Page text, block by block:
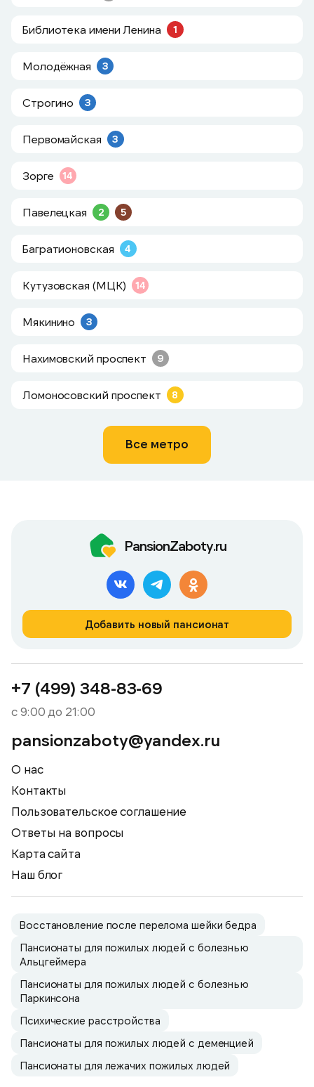
Библиотека имени Ленина 1
Молодёжная 3
Строгино 3
Первомайская 3
Зорге 14
Павелецкая 2 5
Багратионовская 4
Кутузовская (МЦК) 14
Мякинино 3
Нахимовский проспект 9
Ломоносовский проспект 8
Все метро
PansionZaboty.ru
Добавить новый пансионат
+7 (499) 348-83-69
с 9:00 до 21:00
pansionzaboty@yandex.ru
О нас
Контакты
Пользовательское соглашение
Ответы на вопросы
Карта сайта
Наш блог
Восстановление после перелома шейки бедра
Пансионаты для пожилых людей с болезнью
Альцгеймера
Пансионаты для пожилых людей с болезнью
Паркинсона
Психические расстройства
Пансионаты для пожилых людей с деменцией
Пансионаты для лежачих пожилых людей